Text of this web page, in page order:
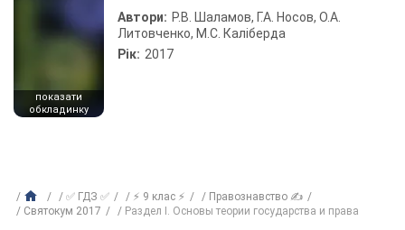
показати
обкладинку
Автори: Р.В. Шаламов, Г.А. Носов, О.А.
Литовченко, М.С. Каліберда
Рік: 2017
✅ ГДЗ ✅ ⚡ 9 клас ⚡
Правознавство ✍
Святокум 2017
Раздел I. Основы теории государства и права